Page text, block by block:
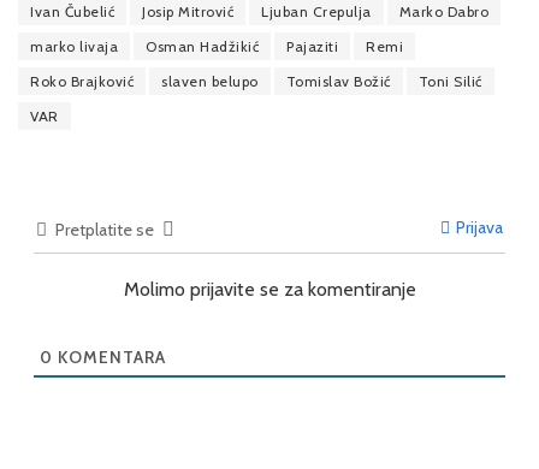
Ivan Čubelić
Josip Mitrović Ljuban Crepulja
Marko Dabro
marko livaja
Osman Hadžikić Pajaziti
Remi
Roko Brajković
slaven belupo Tomislav Božić
Toni Silić
VAR
Pretplatite se Prijava
Molimo prijavite se za komentiranje
0 KOMENTARA